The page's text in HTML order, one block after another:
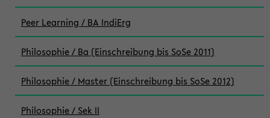
Peer Learning / BA IndiErg
Philosophie / Ba (Einschreibung bis SoSe 2011)
Philosophie / Master (Einschreibung bis SoSe 2012)
Philosophie / Sek II